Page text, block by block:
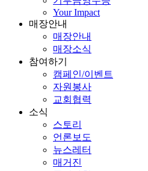
Your Impact
매장안내
매장안내
매장소식
참여하기
캠페인/이벤트
자원봉사
교회협력
소식
스토리
언론보도
뉴스레터
매거진